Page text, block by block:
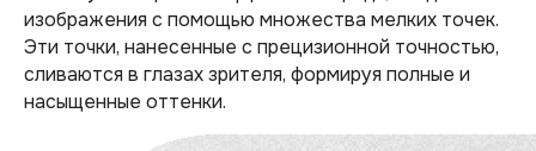
изображения с помощью множества мелких точек.
Эти точки, нанесенные с прецизионной точностью,
сливаются в глазах зрителя, формируя полные и
насыщенные оттенки.